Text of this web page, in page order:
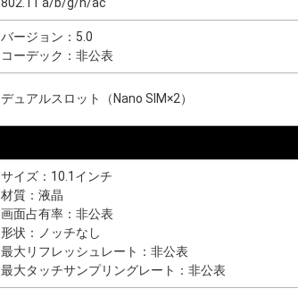
802.11 a/b/g/n/ac
バージョン：5.0
コーデック：非公表
デュアルスロット（Nano SIM×2）
サイズ：10.1インチ
材質：液晶
画面占有率：非公表
形状：ノッチなし
最大リフレッシュレート：非公表
最大タッチサンプリングレート：非公表